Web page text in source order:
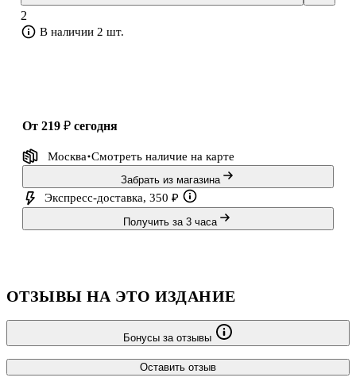
2
В наличии 2 шт.
от 219 ₽ сегодня
Москва Смотреть наличие на карте
Забрать из магазина
Экспресс-доставка, 350 ₽
Получить за 3 часа
ОТЗЫВЫ НА ЭТО ИЗДАНИЕ
Бонусы за отзывы
Оставить отзыв